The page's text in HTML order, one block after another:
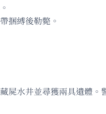
捆縛後勒斃。
水井並尋獲兩具遺體。